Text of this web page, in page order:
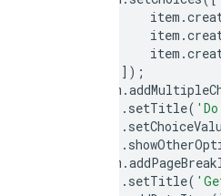
item .
item .
item .
]);
form .
. setTitle(
.
.
form .
. setTitle(